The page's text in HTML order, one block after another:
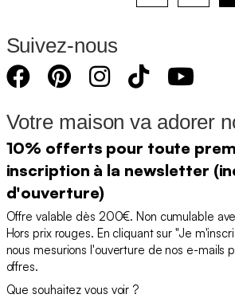
Suivez-nous
Votre maison va adorer
10% offerts pour toute
inscription à la newsletter
d'ouverture)
Offre valable dès 200€. Non cumulable
Hors prix rouges. En cliquant sur "Je
nous mesurions l'ouverture de nos e-mails
offres.
Que souhaitez vous voir ?